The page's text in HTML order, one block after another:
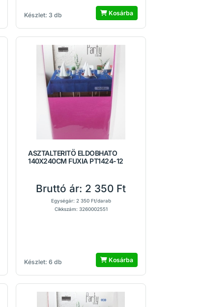
Készlet: 3 db Kosárba
ASZTALTERITÖ ELDOBHATO
140X240CM FUXIA PT1424-12
Készlet: 6 db
Bruttó ár: 2 350 Ft
Egységár: 2 350 Ft/darab
Cikkszám: 3260002551
Kosárba